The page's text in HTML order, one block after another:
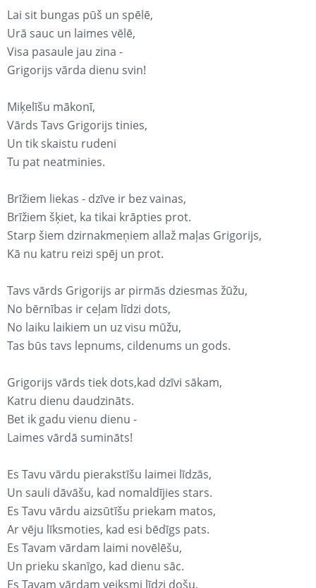
Lai sit bungas pūš un spēlē,
Urā sauc un laimes vēlē,
Visa pasaule jau zina -
Grigorijs vārda dienu svin!
Miķelīšu mākonī,
Vārds Tavs Grigorijs tinies,
Un tik skaistu rudeni
Tu pat neatminies.
Brīžiem liekas - dzīve ir bez vainas,
Brīžiem šķiet, ka tikai krāpties prot.
Starp šiem dzirnakmeņiem allaž maļas Grigorijs,
Kā nu katru reizi spēj un prot.
Tavs vārds Grigorijs ar pirmās dziesmas žūžu,
No bērnības ir ceļam līdzi dots,
No laiku laikiem un uz visu mūžu,
Tas būs tavs lepnums, cildenums un gods.
Grigorijs vārds tiek dots,kad dzīvi sākam,
Katru dienu daudzināts.
Bet ik gadu vienu dienu -
Laimes vārdā sumināts!
Es Tavu vārdu pierakstīšu laimei līdzās,
Un sauli dāvāšu, kad nomaldījies stars.
Es Tavu vārdu aizsūtīšu priekam matos,
Ar vēju līksmoties, kad esi bēdīgs pats.
Es Tavam vārdam laimi novēlēšu,
Un prieku skanīgo, kad dienu sāc.
Es Tavam vārdam veiksmi līdzi došu,